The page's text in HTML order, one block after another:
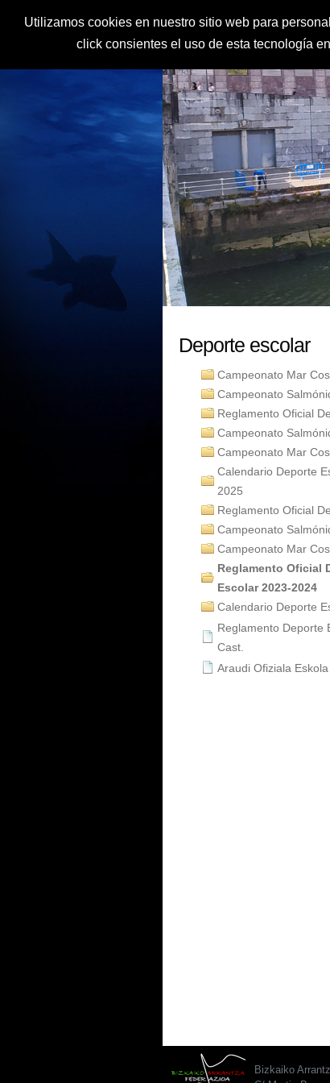
Utilizamos cookies en nuestro sitio web para
click consientes el uso de esta tecnología
Deporte escolar
Campeonato Mar
Campeonato
Reglamento Oficial
Campeonato
Campeonato Mar
Calendario Deporte
2025
Reglamento Oficial
Campeonato
Campeonato Mar
Reglamento Oficial
Escolar 2023-2024
Calendario Deporte
Reglamento Deporte
Cast.
Araudi Ofiziala
Bizkaiko